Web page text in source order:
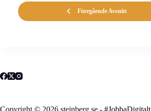
Föregående Avsnitt
Copyright © 2026 steinberg.se - #JobbaDigitalt